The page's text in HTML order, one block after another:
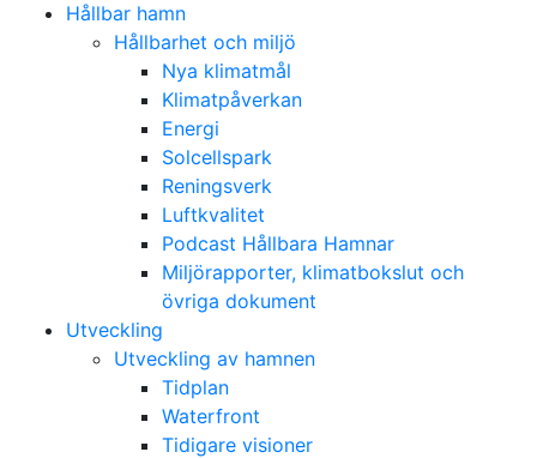
Hållbar hamn
Hållbarhet och miljö
Nya klimatmål
Klimatpåverkan
Energi
Solcellspark
Reningsverk
Luftkvalitet
Podcast Hållbara Hamnar
Miljörapporter, klimatbokslut och
övriga dokument
Utveckling
Utveckling av hamnen
Tidplan
Waterfront
Tidigare visioner